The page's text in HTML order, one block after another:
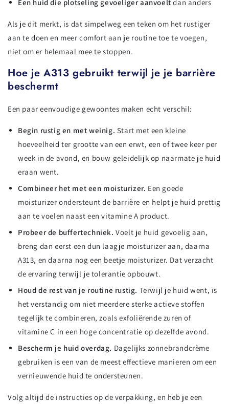
Een huid die plotseling gevoeliger aanvoelt dan anders
Als je dit merkt, is dat simpelweg een teken om het rustiger
aan te doen en meer comfort aan je routine toe te voegen,
niet om er helemaal mee te stoppen.
Hoe je A313 gebruikt terwijl je je barrière
beschermt
Een paar eenvoudige gewoontes maken echt verschil:
Begin rustig en met weinig. Start met een kleine
hoeveelheid ter grootte van een erwt, een of twee keer per
week in de avond, en bouw geleidelijk op naarmate je huid
eraan went.
Combineer het met een moisturizer. Een goede
moisturizer ondersteunt de barrière en helpt je huid prettig
aan te voelen naast een vitamine A product.
Probeer de buffertechniek. Voelt je huid gevoelig aan,
breng dan eerst een dun laagje moisturizer aan, daarna
A313, en daarna nog een beetje moisturizer. Dat verzacht
de ervaring terwijl je tolerantie opbouwt.
Houd de rest van je routine rustig. Terwijl je huid went, is
het verstandig om niet meerdere sterke actieve stoffen
tegelijk te combineren, zoals exfoliërende zuren of
vitamine C in een hoge concentratie op dezelfde avond.
Bescherm je huid overdag. Dagelijks zonnebrandcrème
gebruiken is een van de meest effectieve manieren om een
vernieuwende huid te ondersteunen.
Volg altijd de instructies op de verpakking, en heb je een